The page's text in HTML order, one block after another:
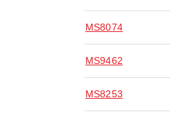
MS8074
MS9462
MS8253